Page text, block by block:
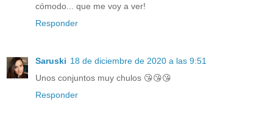
cómodo... que me voy a ver!
Responder
Saruski 18 de diciembre de 2020 a las 9:51
Unos conjuntos muy chulos 😘😘😘
Responder